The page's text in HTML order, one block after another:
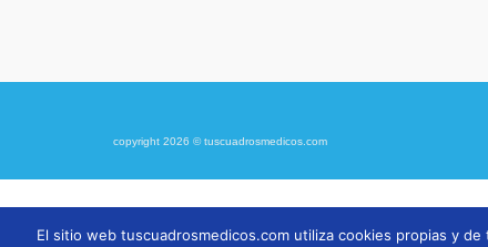
copyright 2026 © tuscuadrosmedicos.com
El sitio web tuscuadrosmedicos.com utiliza cookies propias y